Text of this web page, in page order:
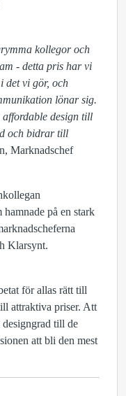
kollegor och
- detta pris har vi
det vi gör, och
lönar sig.
design till
och bidrar till
Marknadschef
på en stark
Klarsynt.
för allas rätt till
attraktiva priser. Att
till de
att bli den mest